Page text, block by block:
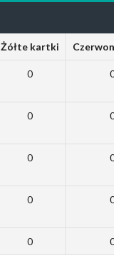
Żółte kartki
0 0
0 0
0 0
0 0
0 0